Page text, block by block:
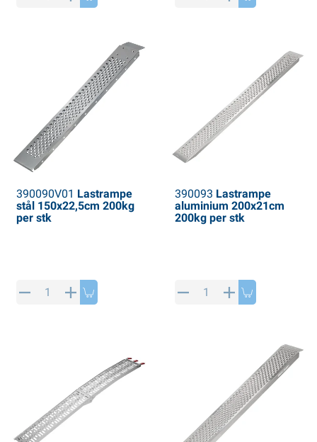
390090V01 Lastrampe
stål 150x22,5cm 200kg
per stk
390093 Lastrampe
aluminium 200x21cm
200kg per stk